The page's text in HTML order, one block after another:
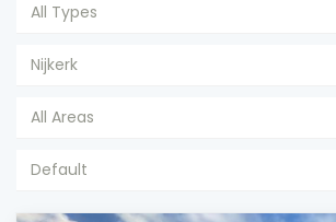
All Types
Nijkerk
All Areas
Default